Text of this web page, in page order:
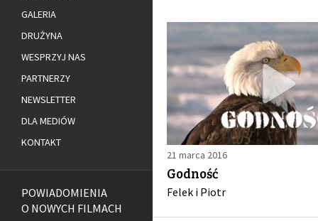
21 marca 2016
Godność
Felek i Piotr
GALERIA
DRUŻYNA
WESPRZYJ NAS
PARTNERZY
NEWSLETTER
DLA MEDIÓW
KONTAKT
POWIADOMIENIA
O NOWYCH FILMACH